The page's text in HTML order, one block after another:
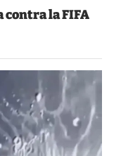
contra la FIFA